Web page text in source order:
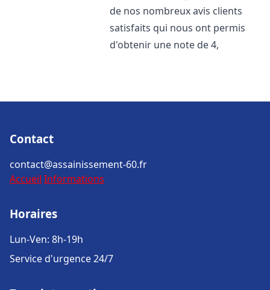
de nos nombreux avis clients
satisfaits qui nous ont permis
d'obtenir une note de 4,
Contact
contact@assainissement-60.fr
Accueil Informations
Horaires
Lun-Ven: 8h-19h
Service d'urgence 24/7